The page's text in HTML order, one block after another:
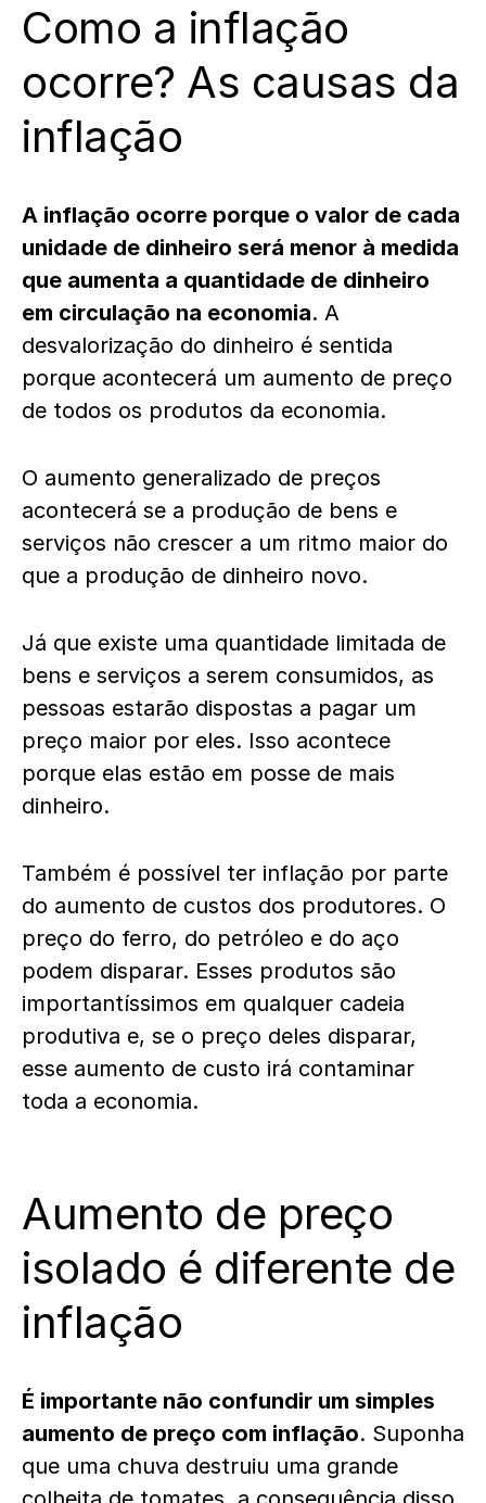
Como a inflação
ocorre? As causas da
inflação
A inflação ocorre porque o valor de cada
unidade de dinheiro será menor à medida
que aumenta a quantidade de dinheiro
em circulação na economia. A
desvalorização do dinheiro é sentida
porque acontecerá um aumento de preço
de todos os produtos da economia.
O aumento generalizado de preços
acontecerá se a produção de bens e
serviços não crescer a um ritmo maior do
que a produção de dinheiro novo.
Já que existe uma quantidade limitada de
bens e serviços a serem consumidos, as
pessoas estarão dispostas a pagar um
preço maior por eles. Isso acontece
porque elas estão em posse de mais
dinheiro.
Também é possível ter inflação por parte
do aumento de custos dos produtores. O
preço do ferro, do petróleo e do aço
podem disparar. Esses produtos são
importantíssimos em qualquer cadeia
produtiva e, se o preço deles disparar,
esse aumento de custo irá contaminar
toda a economia.
Aumento de preço
isolado é diferente de
inflação
É importante não confundir um simples
aumento de preço com inflação. Suponha
que uma chuva destruiu uma grande